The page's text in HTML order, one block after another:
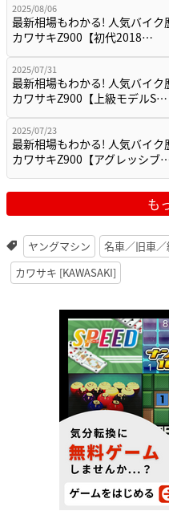
2025/08/06
最新相場もわかる! 人気バイク
カワサキZ900【初代2018…
2025/07/31
最新相場もわかる! 人気バイク
カワサキZ900【上級モデルS…
2025/07/23
最新相場もわかる! 人気バイク
カワサキZ900【アグレッシブ
も
ヤングマシン 名車／旧車
カワサキ [KAWASAKI]